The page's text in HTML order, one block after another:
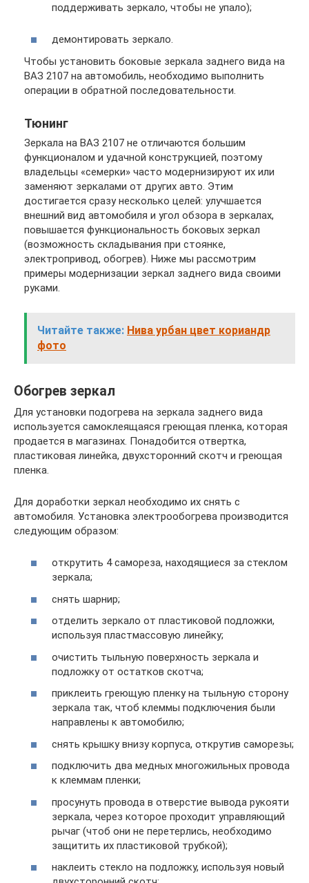
поддерживать зеркало, чтобы не упало);
демонтировать зеркало.
Чтобы установить боковые зеркала заднего вида на
ВАЗ 2107 на автомобиль, необходимо выполнить
операции в обратной последовательности.
Тюнинг
Зеркала на ВАЗ 2107 не отличаются большим
функционалом и удачной конструкцией, поэтому
владельцы «семерки» часто модернизируют их или
заменяют зеркалами от других авто. Этим
достигается сразу несколько целей: улучшается
внешний вид автомобиля и угол обзора в зеркалах,
повышается функциональность боковых зеркал
(возможность складывания при стоянке,
электропривод, обогрев). Ниже мы рассмотрим
примеры модернизации зеркал заднего вида своими
руками.
Читайте также: Нива урбан цвет кориандр
фото
Обогрев зеркал
Для установки подогрева на зеркала заднего вида
используется самоклеящаяся греющая пленка, которая
продается в магазинах. Понадобится отвертка,
пластиковая линейка, двухсторонний скотч и греющая
пленка.
Для доработки зеркал необходимо их снять с
автомобиля. Установка электрообогрева производится
следующим образом:
открутить 4 самореза, находящиеся за стеклом
зеркала;
снять шарнир;
отделить зеркало от пластиковой подложки,
используя пластмассовую линейку;
очистить тыльную поверхность зеркала и
подложку от остатков скотча;
приклеить греющую пленку на тыльную сторону
зеркала так, чтоб клеммы подключения были
направлены к автомобилю;
снять крышку внизу корпуса, открутив саморезы;
подключить два медных многожильных провода
к клеммам пленки;
просунуть провода в отверстие вывода рукояти
зеркала, через которое проходит управляющий
рычаг (чтоб они не перетерлись, необходимо
защитить их пластиковой трубкой);
наклеить стекло на подложку, используя новый